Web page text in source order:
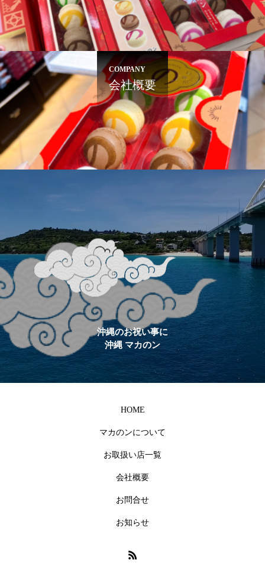
COMPANY
会社概要
沖縄のお祝い事に
沖縄 マカのン
HOME
マカのンについて
お取扱い店一覧
会社概要
お問合せ
お知らせ